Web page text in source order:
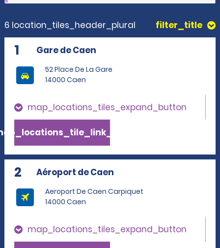
6 location_tiles_header_plural filter_title
1 Gare de Caen
52 Place De La Gare
14000 Caen
map_locations_tiles_expand_button
2 Aéroport de Caen
Aeroport De Caen Carpiquet
14000 Caen
map_locations_tiles_expand_button